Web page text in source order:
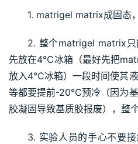
1. matrigel matrix成固态
2. 整个matrigel matrix
先放在4℃冰箱（最好先把
放入4℃冰箱）一段时间使其
等都要提前-20℃预冷（因为
胶凝固导致基质胶报废），整
3. 实验人员的手心不要